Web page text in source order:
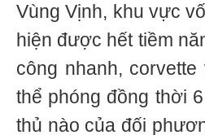
Vùng Vịnh, khu vực
hiện được hết tiềm
công nhanh,
thể phóng đồng thời
thủ nào của đối